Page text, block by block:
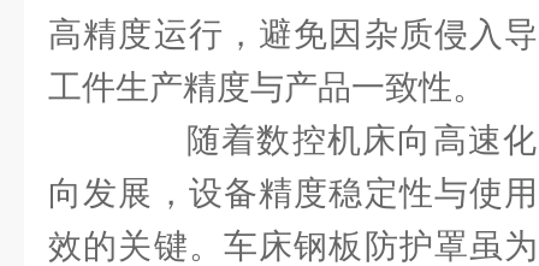
高精度运行，避免因杂质侵入
工件生产精度与产品一致性。
随着数控机床向高速化
向发展，设备精度稳定性与使
效的关键。车床钢板防护罩虽